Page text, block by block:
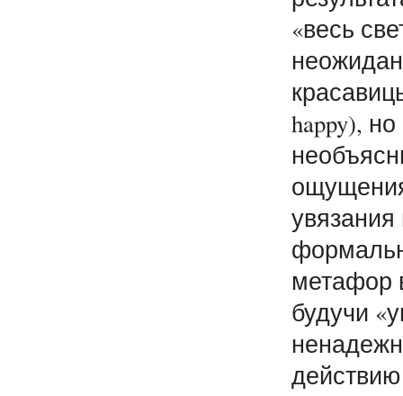
«весь
happy),
метафор
будучи